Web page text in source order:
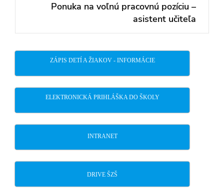
Ponuka na voľnú pracovnú pozíciu –
asistent učiteľa
ZÁPIS DETÍ A ŽIAKOV - INFORMÁCIE
ELEKTRONICKÁ PRIHLÁŠKA DO ŠKOLY
INTRANET
DRIVE ŠZŠ